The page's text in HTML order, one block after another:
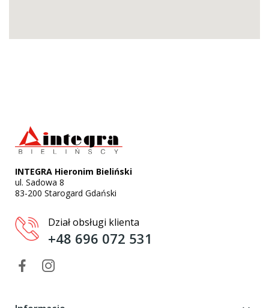
INTEGRA Hieronim Bieliński
ul. Sadowa 8
83-200 Starogard Gdański
Dział obsługi klienta
+48 696 072 531